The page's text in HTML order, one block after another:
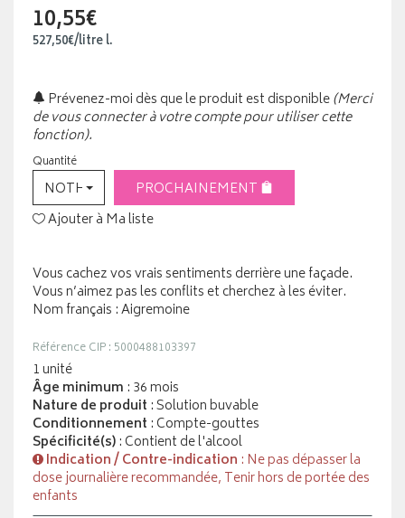
10,55€
527,50€/litrel.
Prévenez-moi dès que le produit est disponible(Merci
de vous connecter à votre compte pour utiliser cette
fonction).
Quantité
NOTHING SELECTEDPROCHAINEMENT
Ajouter à Ma liste
Vous cachez vos vrais sentiments derrière une façade.
Vous n’aimez pas les conflits et cherchez à les éviter.
Nom français : Aigremoine
Référence CIP : 5000488103397
1 unité
Âge minimum : 36 mois
Nature de produit : Solution buvable
Conditionnement : Compte-gouttes
Spécificité(s): Contient de l'alcool
Indication / Contre-indication : Ne pas dépasser la
dose journalière recommandée, Tenir hors de portée des
enfants